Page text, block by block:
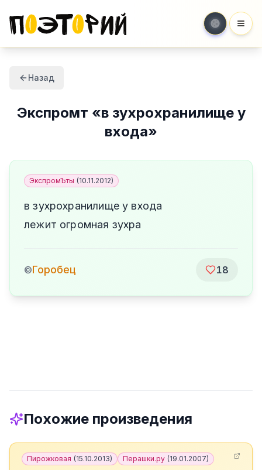
Назад
Экспромт «в зухрохранилище у
входа»
ЭкспромЪты (10.11.2012)
в зухрохранилище у входа
лежит огромная зухра
©Горобец 18
Похожие произведения
Пирожковая (15.10.2013) Перашки.ру (19.01.2007)